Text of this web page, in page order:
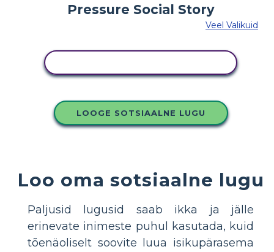
Veel Valikuid
LOOGE SOTSIAALNE LUGU
Loo oma sotsiaalne lugu
Paljusid lugusid saab ikka ja jälle
erinevate inimeste puhul kasutada, kuid
tõenäoliselt soovite luua isikupärasema